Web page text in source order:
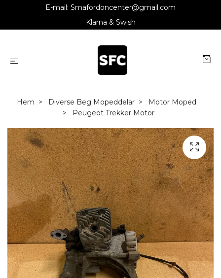
E-mail: Smafordoncenter@gmail.com
Klarna & Swish
Hem Diverse Beg Mopeddelar
Motor Moped
Peugeot Trekker Motor